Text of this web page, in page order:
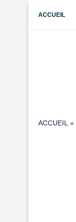
ACCUEIL
ACCUEIL »